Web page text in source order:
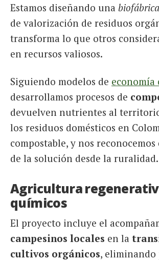
Estamos diseñando una biofábrica
de valorización de residuos
transforma lo que otros
en recursos valiosos.
Siguiendo modelos de
desarrollamos procesos de
devuelven nutrientes al
los residuos domésticos en
compostable, y nos
de la solución desde la ruralidad.
Agricultura
químicos
El proyecto incluye el
campesinos locales en la
cultivos orgánicos, eliminando